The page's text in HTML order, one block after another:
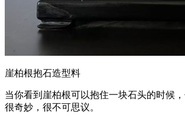
崖柏根抱石造型料
当你看到崖柏根可以抱住一块石头的时候，
很奇妙，很不可思议。